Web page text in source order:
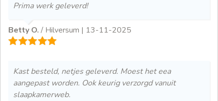
Prima werk geleverd!
Betty O. / Hilversum | 13-11-2025
Kast besteld, netjes geleverd. Moest het eea
aangepast worden. Ook keurig verzorgd vanuit
slaapkamerweb.